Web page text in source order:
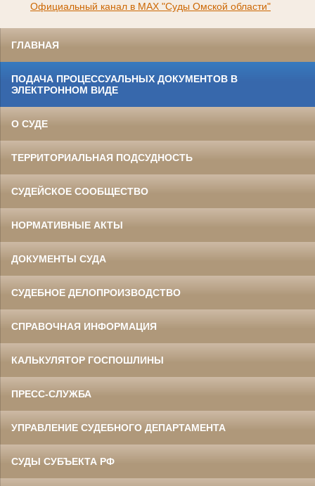
Официальный канал в МАХ "Суды Омской области"
ГЛАВНАЯ
ПОДАЧА ПРОЦЕССУАЛЬНЫХ ДОКУМЕНТОВ В
ЭЛЕКТРОННОМ ВИДЕ
О СУДЕ
ТЕРРИТОРИАЛЬНАЯ ПОДСУДНОСТЬ
СУДЕЙСКОЕ СООБЩЕСТВО
НОРМАТИВНЫЕ АКТЫ
ДОКУМЕНТЫ СУДА
СУДЕБНОЕ ДЕЛОПРОИЗВОДСТВО
СПРАВОЧНАЯ ИНФОРМАЦИЯ
КАЛЬКУЛЯТОР ГОСПОШЛИНЫ
ПРЕСС-СЛУЖБА
УПРАВЛЕНИЕ СУДЕБНОГО ДЕПАРТАМЕНТА
СУДЫ СУБЪЕКТА РФ